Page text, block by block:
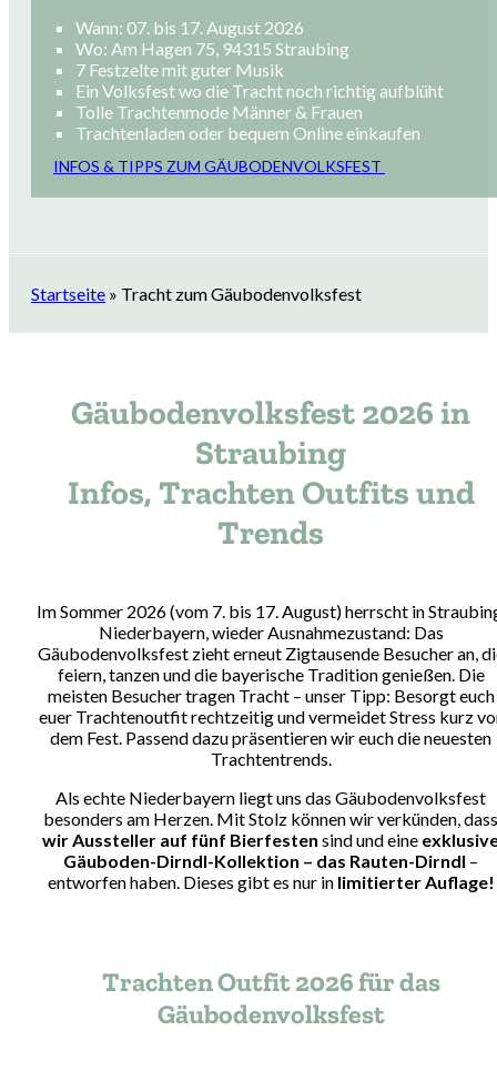
Wann: 07. bis 17. August 2026
Wo: Am Hagen 75, 94315 Straubing
7 Festzelte mit guter Musik
Ein Volksfest wo die Tracht noch richtig aufblüht
Tolle Trachtenmode Männer & Frauen
Trachtenladen oder bequem Online einkaufen
INFOS & TIPPS ZUM GÄUBODENVOLKSFEST
Startseite » Tracht zum Gäubodenvolksfest
Gäubodenvolksfest 2026 in
Straubing
Infos, Trachten Outfits und
Trends
Im Sommer 2026 (vom 7. bis 17. August) herrscht in
Niederbayern, wieder Ausnahmezustand: Das
Gäubodenvolksfest zieht erneut Zigtausende Besucher an,
feiern, tanzen und die bayerische Tradition genießen. Die
meisten Besucher tragen Tracht – unser Tipp: Besorgt euch
euer Trachtenoutfit rechtzeitig und vermeidet Stress kurz
dem Fest. Passend dazu präsentieren wir euch die neuesten
Trachtentrends.
Als echte Niederbayern liegt uns das Gäubodenvolksfest
besonders am Herzen. Mit Stolz können wir verkünden, dass
wir Aussteller auf fünf Bierfesten sind und eine
Gäuboden-Dirndl-Kollektion – das Rauten-Dirndl –
entworfen haben. Dieses gibt es nur in limitierter Auflage!
Trachten Outfit 2026 für das
Gäubodenvolksfest